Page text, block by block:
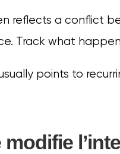
reflects a conflict
Track what
points to